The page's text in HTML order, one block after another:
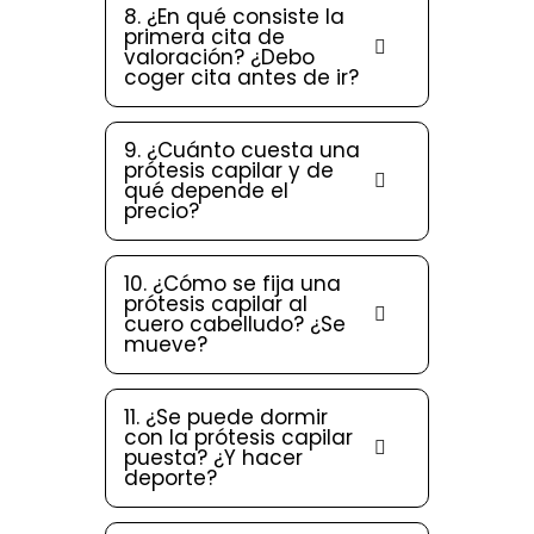
8. ¿En qué consiste la
primera cita de
valoración? ¿Debo
coger cita antes de ir?
9. ¿Cuánto cuesta una
prótesis capilar y de
qué depende el
precio?
10. ¿Cómo se fija una
prótesis capilar al
cuero cabelludo? ¿Se
mueve?
11. ¿Se puede dormir
con la prótesis capilar
puesta? ¿Y hacer
deporte?